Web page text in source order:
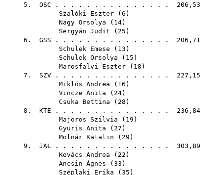
5. OSC . . . . . . . . . . . . . . . 206,53
Szalóki Eszter ( 6 )
Nagy Orsolya ( 14)
Sergyán Judit ( 25 )
6. GSS . . . . . . . . . . . . . . . 206,71
Schulek Emese ( 13 )
Schulek Orsolya ( 15 )
Marosfalvi Eszter ( 18 )
7. SZV . . . . . . . . . . . . . . . 227,15
Miklós Andrea ( 16 )
Vincze Anita ( 24)
Csuka Bettina ( 28 )
8. KTE . . . . . . . . . . . . . . . 236,84
Majoros Szilvia ( 19 )
Gyuris Anita ( 27 )
Molnár Katalin ( 29 )
9. JAL . . . . . . . . . . . . . . . 303,89
Kovács Andrea ( 22 )
Ancsin Ágnes ( 33 )
Széplaki Erika ( 35 )